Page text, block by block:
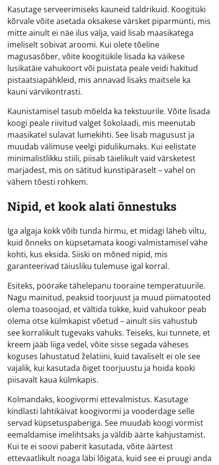
Kasutage serveerimiseks kauneid taldrikuid. Koogitüki
kõrvale võite asetada oksakese värsket piparmünti, mis
mitte ainult ei näe ilus välja, vaid lisab maasikatega
imeliselt sobivat aroomi. Kui olete tõeline
magusasõber, võite koogitükile lisada ka väikese
lusikatäie vahukoort või puistata peale veidi hakitud
pistaatsiapähkleid, mis annavad lisaks maitsele ka
kauni värvikontrasti.
Kaunistamisel tasub mõelda ka tekstuurile. Võite lisada
koogi peale riivitud valget šokolaadi, mis meenutab
maasikatel sulavat lumekihti. See lisab magusust ja
muudab välimuse veelgi pidulikumaks. Kui eelistate
minimalistlikku stiili, piisab täielikult vaid värsketest
marjadest, mis on sätitud kunstipäraselt – vahel on
vähem tõesti rohkem.
Nipid, et kook alati õnnestuks
Iga algaja kokk võib tunda hirmu, et midagi läheb viltu,
kuid õnneks on küpsetamata koogi valmistamisel vähe
kohti, kus eksida. Siiski on mõned nipid, mis
garanteerivad täiusliku tulemuse igal korral.
Esiteks, pöörake tähelepanu tooraine temperatuurile.
Nagu mainitud, peaksid toorjuust ja muud piimatooted
olema toasoojad, et vältida tükke, kuid vahukoor peab
olema otse külmkapist võetud – ainult siis vahustub
see korralikult tugevaks vahuks. Teiseks, kui tunnete, et
kreem jääb liiga vedel, võite sisse segada väheses
koguses lahustatud želatiini, kuid tavaliselt ei ole see
vajalik, kui kasutada õiget toorjuustu ja hoida kooki
piisavalt kaua külmkapis.
Kolmandaks, koogivormi ettevalmistus. Kasutage
kindlasti lahtikäivat koogivormi ja vooderdage selle
servad küpsetuspaberiga. See muudab koogi vormist
eemaldamise imelihtsaks ja väldib äärte kahjustamist.
Kui te ei soovi paberit kasutada, võite äärtest
ettevaatlikult noaga läbi lõigata, kuid see ei pruugi anda